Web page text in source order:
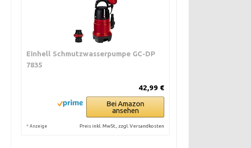
Einhell Schmutzwasserpumpe GC-DP
7835
42,99 €
Bei Amazon
ansehen
* Anzeige Preis inkl. MwSt., zzgl. Versandkosten